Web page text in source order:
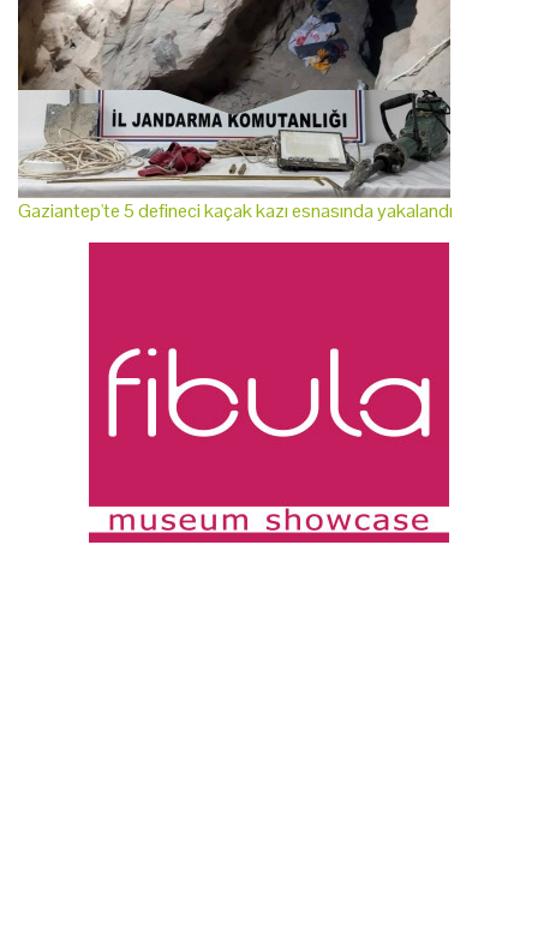
Gaziantep'te 5 defineci kaçak kazı esnasında yakalandı